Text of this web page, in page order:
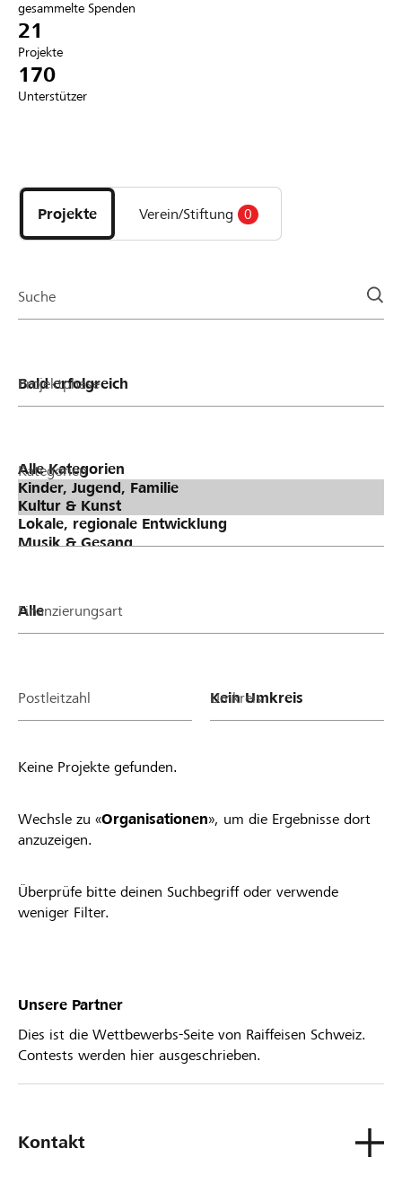
Anmelden
Registrieren
gesammelte Spenden
21
Projekte
170
Unterstützer
Projekte
und
Organisationen
Projekte Verein/Stiftung 0
Suche
Projektphase
Kategorien
Finanzierungsart
Postleitzahl Umkreis
Keine Projekte gefunden.
Wechsle zu «Organisationen», um die Ergebnisse dort
anzuzeigen.
Überprüfe bitte deinen Suchbegriff oder verwende
weniger Filter.
Unsere Partner
Dies ist die Wettbewerbs-Seite von Raiffeisen Schweiz.
Contests werden hier ausgeschrieben.
Kontakt